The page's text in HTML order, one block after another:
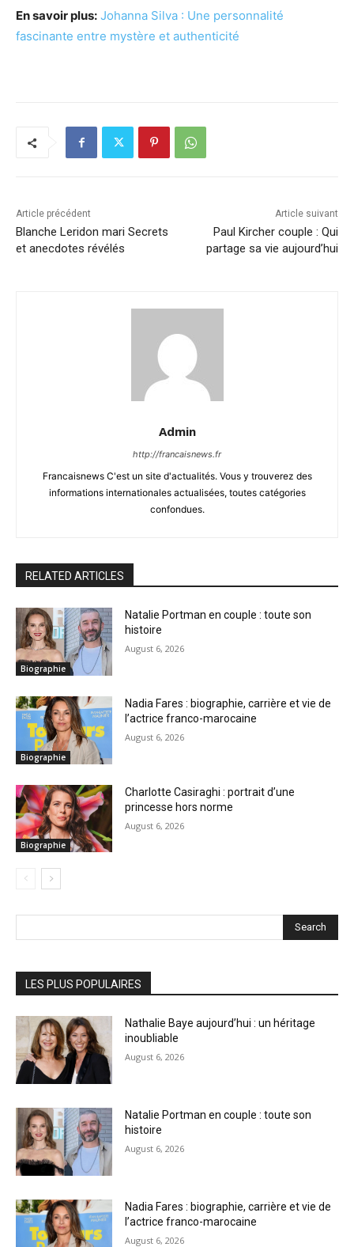
En savoir plus: Johanna Silva : Une personnalité
fascinante entre mystère et authenticité
Article précédent
Blanche Leridon mari Secrets
et anecdotes révélés
Article suivant
Paul Kircher couple : Qui
partage sa vie aujourd’hui
Admin
http://francaisnews.fr
Francaisnews C'est un site d'actualités. Vous y trouverez des
informations internationales actualisées, toutes catégories
confondues.
RELATED ARTICLES
Biographie
Natalie Portman en couple : toute son
histoire
August 6, 2026
Biographie
Nadia Fares : biographie, carrière et vie de
l’actrice franco-marocaine
August 6, 2026
Biographie
Charlotte Casiraghi : portrait d’une
princesse hors norme
August 6, 2026
Search
LES PLUS POPULAIRES
Nathalie Baye aujourd’hui : un héritage
inoubliable
August 6, 2026
Natalie Portman en couple : toute son
histoire
August 6, 2026
Nadia Fares : biographie, carrière et vie de
l’actrice franco-marocaine
August 6, 2026